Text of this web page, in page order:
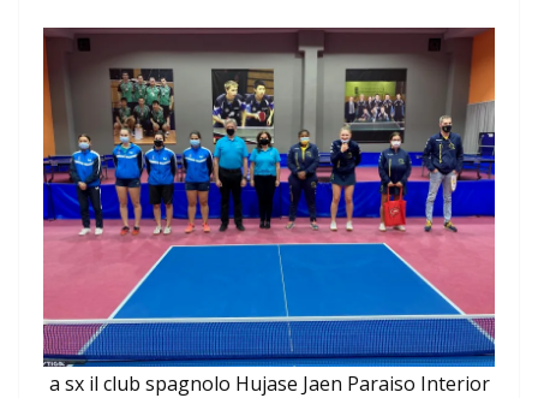
a sx il club spagnolo Hujase Jaen Paraiso Interior